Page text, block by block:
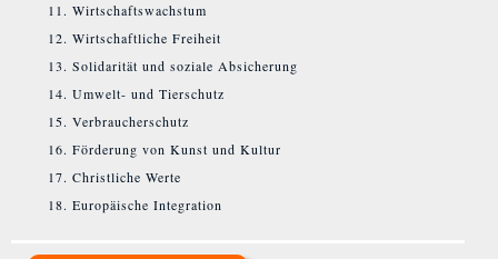
Wirtschaftswachstum
Wirtschaftliche Freiheit
Solidarität und soziale Absicherung
Umwelt- und Tierschutz
Verbraucherschutz
Förderung von Kunst und Kultur
Christliche Werte
Europäische Integration